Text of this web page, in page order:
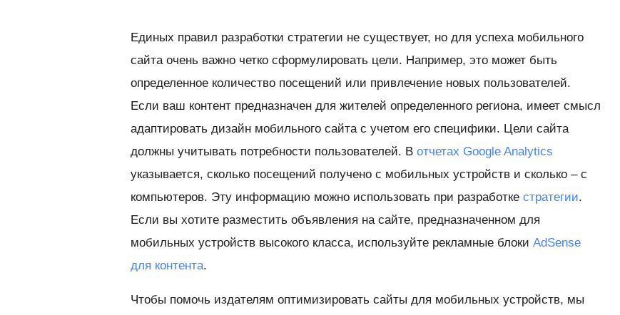
Единых правил разработки стратегии не существует, но для успеха мобильного
сайта очень важно четко сформулировать цели. Например, это может быть
определенное количество посещений или привлечение новых пользователей.
Если ваш контент предназначен для жителей определенного региона, имеет смысл
адаптировать дизайн мобильного сайта с учетом его специфики. Цели сайта
должны учитывать потребности пользователей. В отчетах Google Analytics
указывается, сколько посещений получено с мобильных устройств и сколько – с
компьютеров. Эту информацию можно использовать при разработке стратегии.
Если вы хотите разместить объявления на сайте, предназначенном для
мобильных устройств высокого класса, используйте рекламные блоки AdSense
для контента.
Чтобы помочь издателям оптимизировать сайты для мобильных устройств, мы